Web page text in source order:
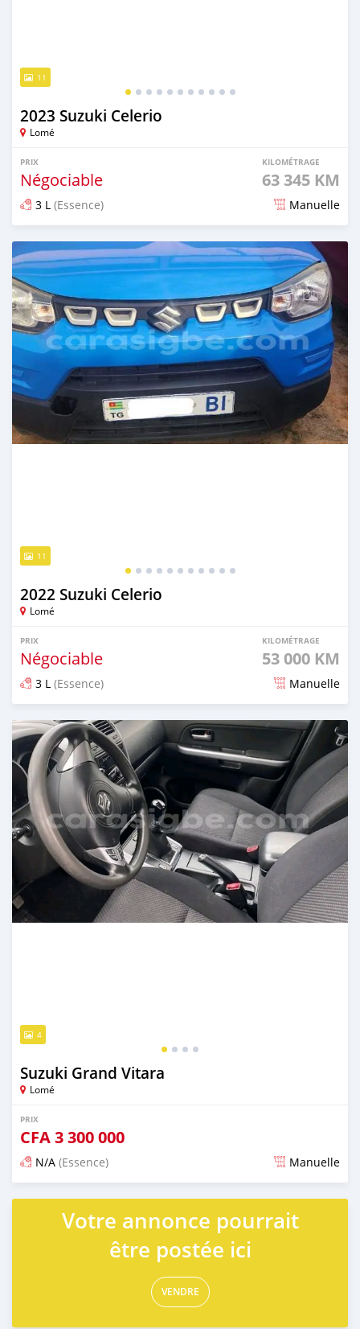
11
2023 Suzuki Celerio
Lomé
PRIX
Négociable
KILOMÉTRAGE
63 345 KM
3 L (Essence) Manuelle
Publié il y a plus d'un an
11
2022 Suzuki Celerio
Lomé
PRIX
Négociable
KILOMÉTRAGE
53 000 KM
3 L (Essence) Manuelle
Publié il y a plus d'un an
4
Suzuki Grand Vitara
Lomé
PRIX
CFA3 300 000
N/A (Essence) Manuelle
Publié il y a presque 3 ans
Votre annonce pourrait
être postée ici
VENDRE